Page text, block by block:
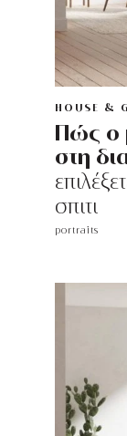
HOUSE &
Πώς ο
στη
σπιτι
portraits